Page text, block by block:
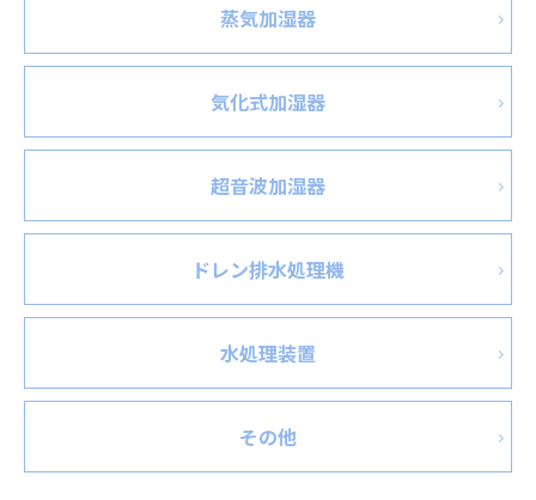
蒸気加湿器
気化式加湿器
超音波加湿器
ドレン排水処理機
水処理装置
その他